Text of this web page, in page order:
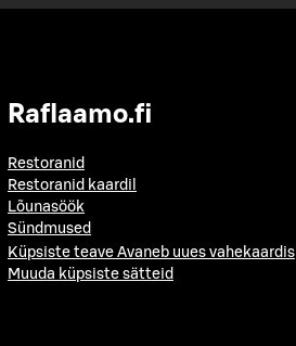
Raflaamo.fi
Restoranid
Restoranid kaardil
Lõunasöök
Sündmused
Küpsiste teave Avaneb uues vahekaardis
Muuda küpsiste sätteid